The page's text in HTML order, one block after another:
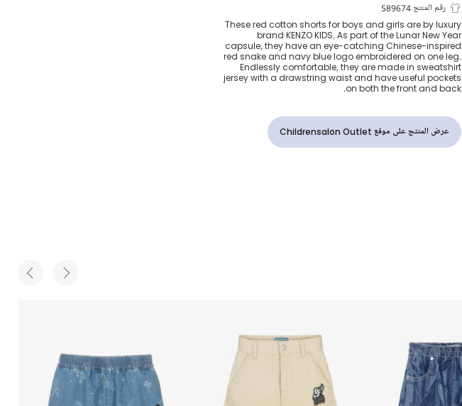
شورت بنقشة الثعبان
قطن جيرسي لون أحمر
رقم المنتج 589674
These red cotton shorts for boys and girls are by luxury
brand KENZO KIDS. As part of the Lunar New Year
capsule, they have an eye-catching Chinese-inspired
red snake and navy blue logo embroidered on one leg.
Endlessly comfortable, they are made in sweatshirt
jersey with a drawstring waist and have useful pockets
on both the front and back.
عرض المنتج على موقع Childrensalon Outlet